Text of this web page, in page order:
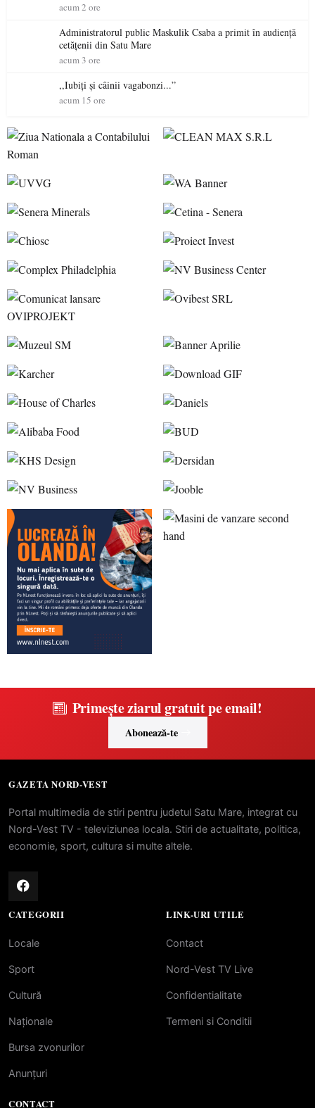
acum 2 ore
Administratorul public Maskulik Csaba a primit în audiență
cetățenii din Satu Mare
acum 3 ore
,,Iubiți și câinii vagabonzi...”
acum 15 ore
Primește ziarul gratuit pe email!
Abonează-te
GAZETA NORD-VEST
Portal multimedia de stiri pentru judetul Satu Mare, integrat cu
Nord-Vest TV - televiziunea locala. Stiri de actualitate, politica,
economie, sport, cultura si multe altele.
CATEGORII
Locale
Sport
Cultură
Naționale
Bursa zvonurilor
Anunțuri
LINK-URI UTILE
Contact
Nord-Vest TV Live
Confidentialitate
Termeni si Conditii
CONTACT